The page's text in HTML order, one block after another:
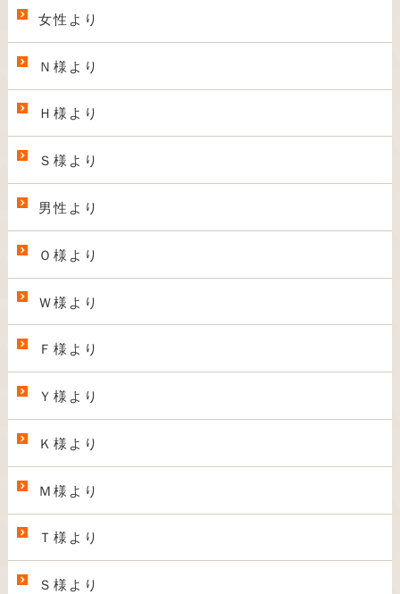
女性より
Ｎ様より
Ｈ様より
Ｓ様より
男性より
Ｏ様より
Ｗ様より
Ｆ様より
Ｙ様より
Ｋ様より
Ｍ様より
Ｔ様より
Ｓ様より